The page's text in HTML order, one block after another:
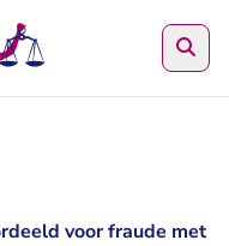
voor fraude met